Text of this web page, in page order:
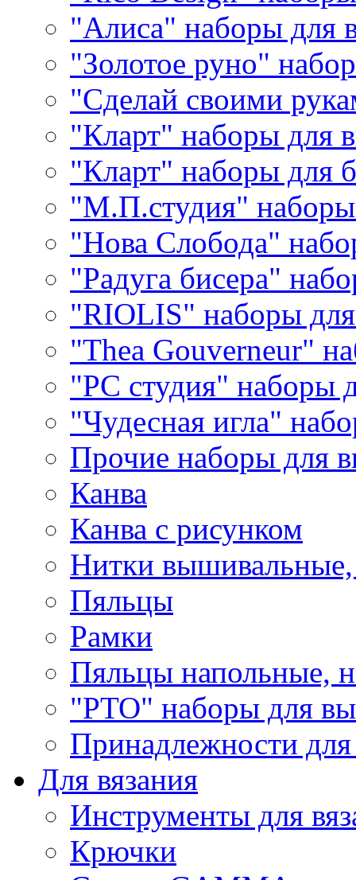
"Алиса" наборы для
"Золотое руно"
"Сделай своими
"Кларт" наборы для
"Кларт" наборы для
"М.П.студия"
"Нова Слобода"
"Радуга бисера"
"RIOLIS" наборы
"Thea Gouverneur"
"РС студия" наборы
"Чудесная игла"
Прочие наборы для
Канва
Канва с рисунком
Нитки
Пяльцы
Рамки
Пяльцы напольные,
"РТО" наборы для
Принадлежности
Для вязания
Инструменты для
Крючки